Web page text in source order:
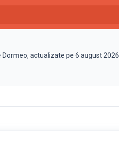
actualizate pe 6 august 2026